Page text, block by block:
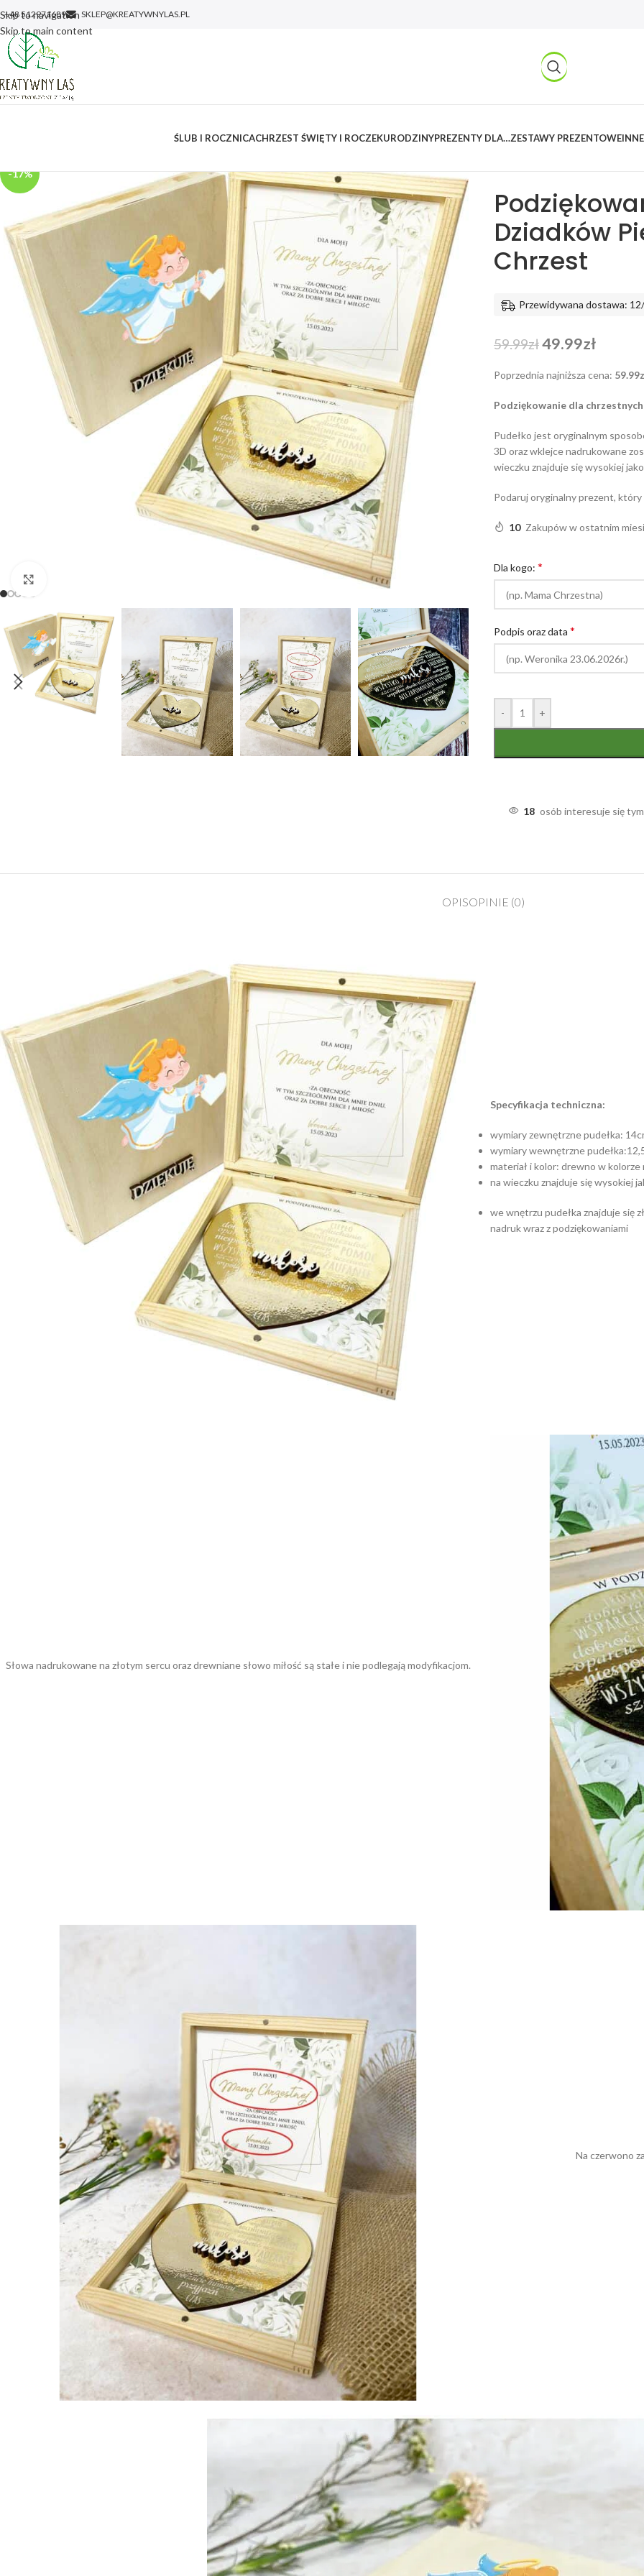
Skip to navigation
Skip to main content
+48 512971689 SKLEP@KREATYWNYLAS.PL
ŚLUB I ROCZNICACHRZEST ŚWIĘTY I ROCZEKURODZINYPREZENTY DLA…ZESTAWY PREZENTOWE
-17%
Dziadków
Chrzest
Przewidywana dostawa:
59.99zł49.99zł
Poprzednia najniższa cena: 59.99
Podziękowanie dla
Pudełko jest oryginalnym
3D oraz wklejce nadrukowane
wieczku znajduje się wysokiej
Podaruj oryginalny prezent, który
10 Zakupów w ostatnim
Dla kogo: *
Podpis oraz data *
- +
18 osób interesuje się
OPISOPINIE (0)
Specyfikacja techniczna:
wymiary zewnętrzne pudełka:
wymiary wewnętrzne
materiał i kolor: drewno w kolorze
na wieczku znajduje się wysokiej
we wnętrzu pudełka znajduje się
nadruk wraz z podziękowaniami
Słowa nadrukowane na złotym sercu oraz drewniane słowo miłość są stałe i nie podlegają modyfikacjom.
Na czerwono